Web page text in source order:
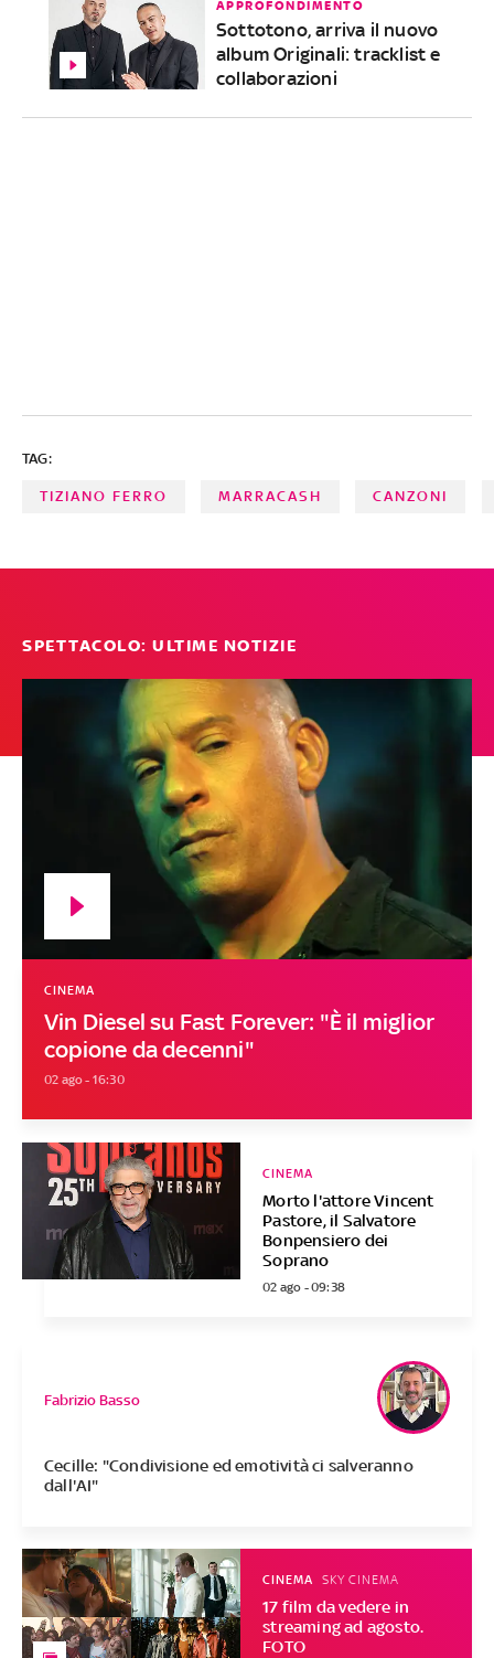
APPROFONDIMENTO
Sottotono, arriva il nuovo
album Originali: tracklist e
collaborazioni
TAG:
TIZIANO FERRO MARRACASH CANZONI
SPETTACOLO: ULTIME NOTIZIE
Vin Diesel su Fast Forever: "È il miglior
copione da decenni"
CINEMA
02 ago - 16:30
Morto l'attore Vincent
Pastore, il Salvatore
Bonpensiero dei
Soprano
CINEMA
02 ago - 09:38
Cecille: "Condivisione ed emotività ci salveranno
dall'AI"
Fabrizio Basso
17 film da vedere in
streaming ad agosto.
FOTO
CINEMA SKY CINEMA